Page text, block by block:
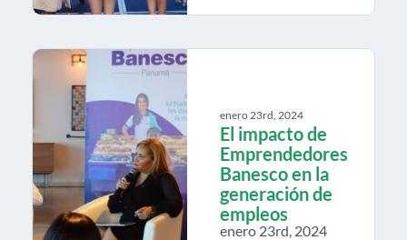
enero 23rd, 2024
El impacto de
Emprendedores
Banesco en la
generación de
empleos
enero 23rd, 2024